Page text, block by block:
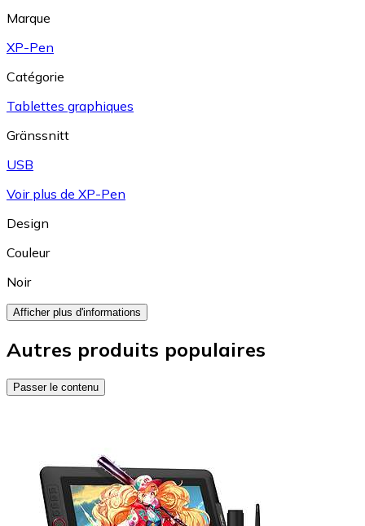
Marque
XP-Pen
Catégorie
Tablettes graphiques
Gränssnitt
USB
Voir plus de XP-Pen
Design
Couleur
Noir
Afficher plus d'informations
Autres produits populaires
Passer le contenu